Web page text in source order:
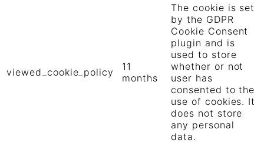
viewed_cookie_policy
11
months
The cookie is set
by the GDPR
Cookie Consent
plugin and is
used to store
whether or not
user has
consented to the
use of cookies. It
does not store
any personal
data.